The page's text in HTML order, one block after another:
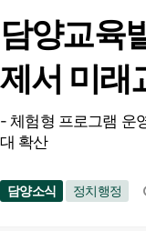
담양교육
제서 미래
- 체험형 프로그램 운
대 확산
담양소식 정치행정